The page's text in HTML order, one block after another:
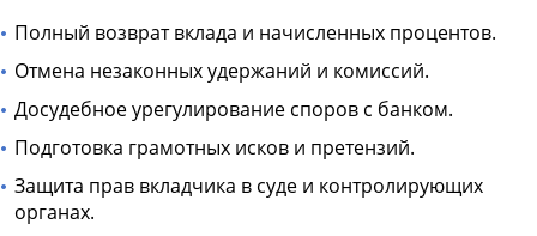
Полный возврат вклада и начисленных процентов.
Отмена незаконных удержаний и комиссий.
Досудебное урегулирование споров с банком.
Подготовка грамотных исков и претензий.
Защита прав вкладчика в суде и контролирующих
органах.